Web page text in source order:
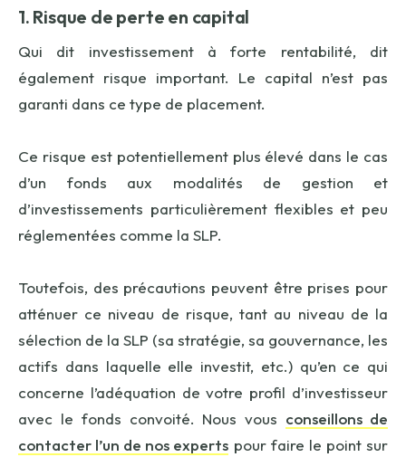
1. Risque de perte en capital
Qui dit investissement à forte rentabilité, dit
également risque important. Le capital n’est pas
garanti dans ce type de placement.
Ce risque est potentiellement plus élevé dans le cas
d’un fonds aux modalités de gestion et
d’investissements particulièrement flexibles et peu
réglementées comme la SLP.
Toutefois, des précautions peuvent être prises pour
atténuer ce niveau de risque, tant au niveau de la
sélection de la SLP (sa stratégie, sa gouvernance, les
actifs dans laquelle elle investit, etc.) qu’en ce qui
concerne l’adéquation de votre profil d’investisseur
avec le fonds convoité. Nous vous conseillons de
contacter l’un de nos experts pour faire le point sur